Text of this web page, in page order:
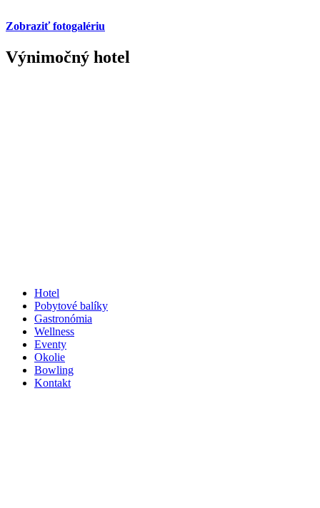
Zobraziť fotogalériu
Výnimočný hotel
Hotel
Pobytové balíky
Gastronómia
Wellness
Eventy
Okolie
Bowling
Kontakt